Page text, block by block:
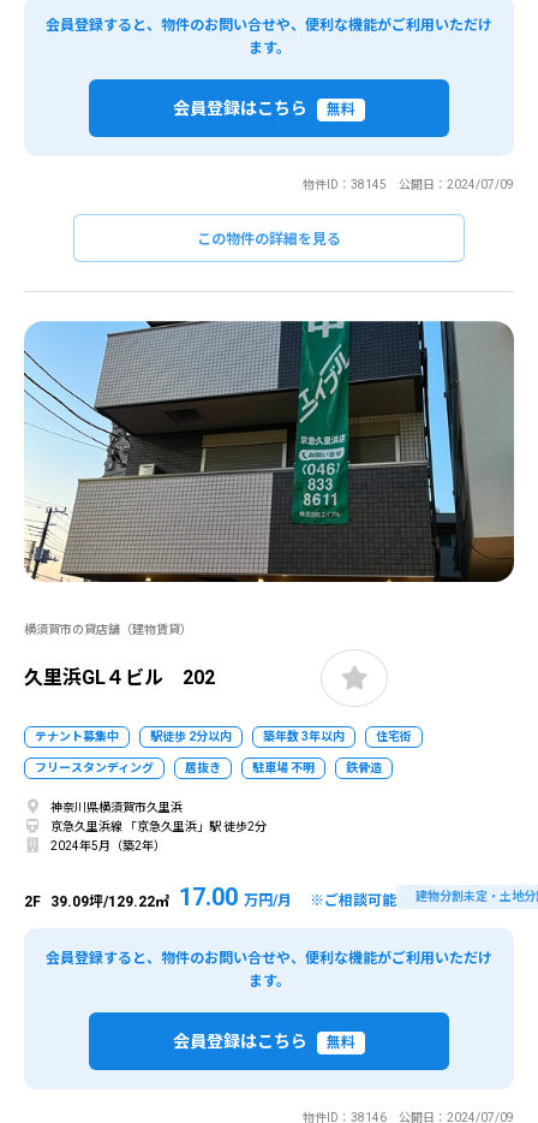
会員登録すると、物件のお問い合せや、便利な機能がご利用いただけ
ます。
会員登録はこちら 無料
物件ID：38145 公開日：2024/07/09
この物件の詳細を見る
横須賀市の貸店舗（建物賃貸）
久里浜GL４ビル 202
テナント募集中 駅徒歩 2分以内 築年数 3年以内 住宅街
フリースタンディング 居抜き 駐車場 不明 鉄骨造
神奈川県横須賀市久里浜
京急久里浜線 「京急久里浜」駅 徒歩2分
2024年5月（築2年）
2F 39.09坪/129.22㎡ 17.00 万円/月 ※ご相談可能 建物分割未定・土地分
会員登録すると、物件のお問い合せや、便利な機能がご利用いただけ
ます。
会員登録はこちら 無料
物件ID：38146 公開日：2024/07/09